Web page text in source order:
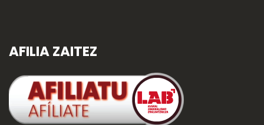
AFILIA ZAITEZ